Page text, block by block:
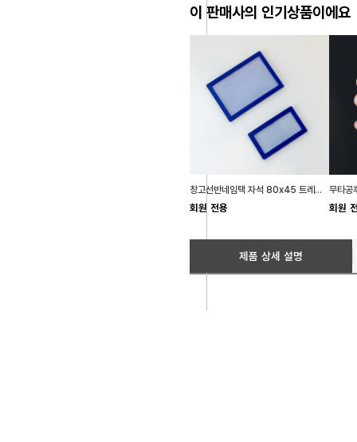
이 판매사의 인기상품이에요
창고선반네임택 자석 80x45 트레이정리 회사비품실
회원 전용 회원
제품 상세 설명